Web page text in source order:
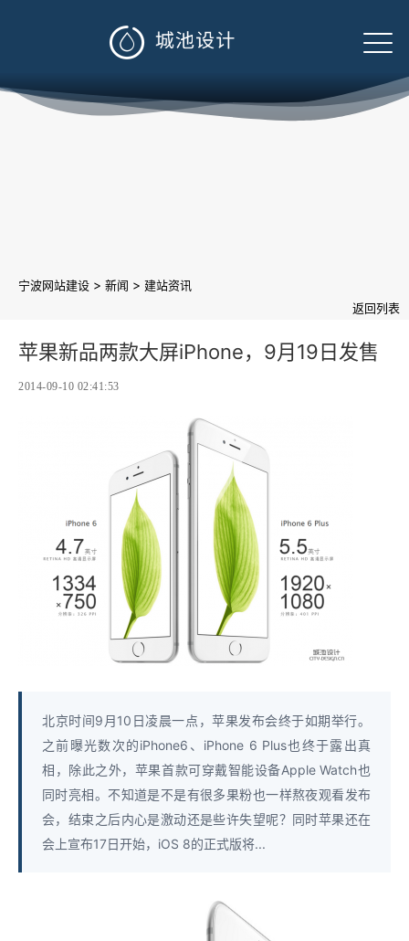

宁波网站建设 > 新闻 > 建站资讯
返回列表
苹果新品两款大屏iPhone，9月19日发售
2014-09-10 02:41:53
北京时间9月10日凌晨一点，苹果发布会终于如期举行。
之前曝光数次的iPhone6、iPhone 6 Plus也终于露出真
相，除此之外，苹果首款可穿戴智能设备Apple Watch也
同时亮相。不知道是不是有很多果粉也一样熬夜观看发布
会，结束之后内心是激动还是些许失望呢？同时苹果还在
会上宣布17日开始，iOS 8的正式版将...